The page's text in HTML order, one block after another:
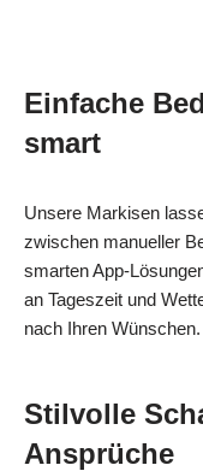
Einfache
smart
Unsere Markisen
zwischen manueller
smarten App-
an Tageszeit und
nach Ihren Wünschen.
Stilvolle
Ansprüche